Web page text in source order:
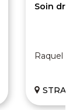
Soin
Raquel